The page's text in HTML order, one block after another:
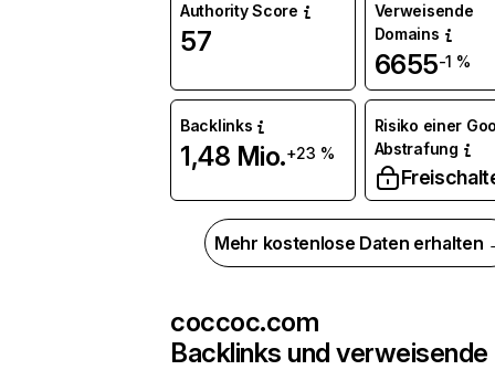
Authority Score
57
Verweisende
Domains
6655-1 %
Backlinks
1,48 Mio.+23 %
Risiko einer
Abstrafung
Mehr kostenlose Daten erhalten
coccoc.com
Backlinks und verweisende